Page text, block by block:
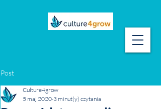
Post
Culture4grow
5 maj 2020 3 minut(y) czytania